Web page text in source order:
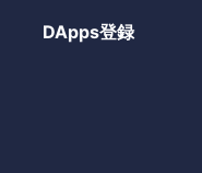
DApps登録